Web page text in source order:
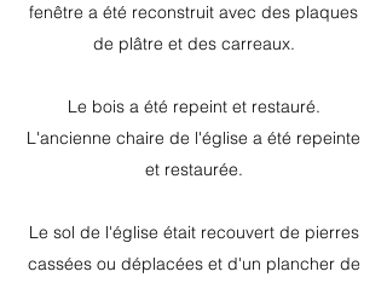
fenêtre a été reconstruit avec des plaques
de plâtre et des carreaux.
Le bois a été repeint et restauré.
L'ancienne chaire de l'église a été repeinte
et restaurée.
Le sol de l'église était recouvert de pierres
cassées ou déplacées et d'un plancher de